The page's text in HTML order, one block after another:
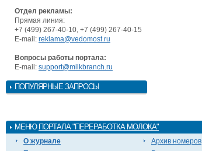
Отдел рекламы:
Прямая линия:
+7 (499) 267-40-10, +7 (499) 267-40-15
E-mail: reklama@vedomost.ru
Вопросы работы портала:
E-mail: support@milkbranch.ru
ПОПУЛЯРНЫЕ ЗАПРОСЫ
МЕНЮ ПОРТАЛА "ПЕРЕРАБОТКА МОЛОКА"
О журнале
Архив номеров